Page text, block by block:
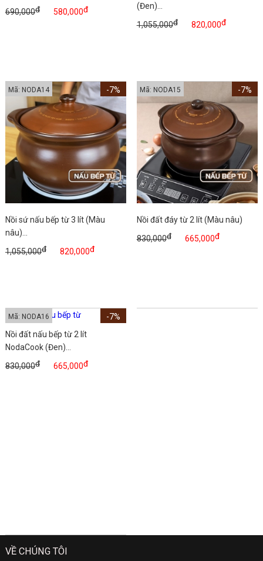
690,000đ 580,000đ
(Đen)...
1,055,000đ 820,000đ
Nồi sứ nấu bếp từ 3 lít (Màu
nâu)...
1,055,000đ 820,000đ
-7%
Mã: NODA14
Nồi đất đáy từ 2 lít (Màu nâu)
830,000đ 665,000đ
-7%
Mã: NODA15
Nồi đất nấu bếp từ 2 lít
NodaCook (Đen)...
830,000đ 665,000đ
-7%
Mã: NODA16
VỀ CHÚNG TÔI